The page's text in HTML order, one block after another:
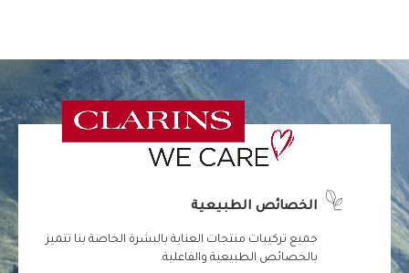
الخصائص الطبيعية
جميع تركيبات منتجات العناية بالبشرة الخاصة بنا تتميز
بالخصائص الطبيعية والفاعلية.